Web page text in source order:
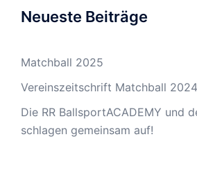
Neueste Beiträge
Matchball 2025
Vereinszeitschrift Matchball 2024
Die RR BallsportACADEMY und
schlagen gemeinsam auf!